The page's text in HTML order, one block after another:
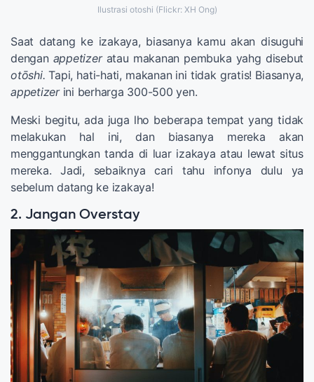
Ilustrasi otoshi (Flickr: XH Ong)
Saat datang ke izakaya, biasanya kamu akan disuguhi
denganappetizeratau makanan pembuka yahg disebut
otōshi. Tapi, hati-hati, makanan ini tidak gratis! Biasanya,
appetizerini berharga 300-500 yen.
Meski begitu, ada juga lho beberapa tempat yang tidak
melakukan hal ini, dan biasanya mereka akan
menggantungkan tanda di luar izakaya atau lewat situs
mereka. Jadi, sebaiknya cari tahu infonya dulu ya
sebelum datang ke izakaya!
2. Jangan Overstay